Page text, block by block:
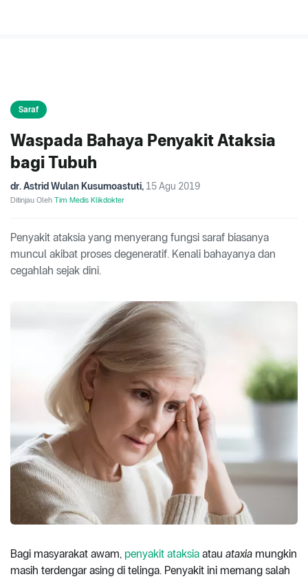
Saraf
Waspada Bahaya Penyakit Ataksia
bagi Tubuh
dr. Astrid Wulan Kusumoastuti, 15 Agu 2019
Ditinjau Oleh Tim Medis Klikdokter
Penyakit ataksia yang menyerang fungsi saraf biasanya
muncul akibat proses degeneratif. Kenali bahayanya dan
cegahlah sejak dini.
Bagi masyarakat awam, penyakit ataksia atau ataxia mungkin
masih terdengar asing di telinga. Penyakit ini memang salah